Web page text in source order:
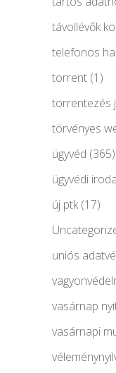
távollévők
telefonos
torrent (1)
torrentezés
törvényes
ügyvéd (365)
ügyvédi iroda
új ptk(17)
uniós
vasárnap
vasárnapi